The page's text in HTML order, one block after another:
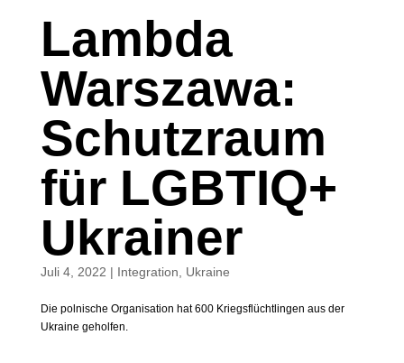
Lambda
Warszawa:
Schutzraum
für LGBTIQ+
Ukrainer
Juli 4, 2022 | Integration Ukraine
Die polnische Organisation hat 600 Kriegsflüchtlingen aus der
Ukraine geholfen.